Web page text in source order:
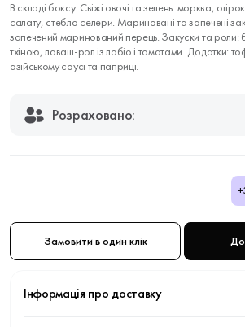
В складі боксу: Свіжі овочі та зелень: морква,
салату, стебло селери. Мариновані та запечені
запечений маринований перець. Закуски та роли:
тхіною, лаваш-рол із лобіо і томатами. Додатки:
азійському соусі та паприці.
Розраховано:
Замовити в один клік
Інформація про доставку